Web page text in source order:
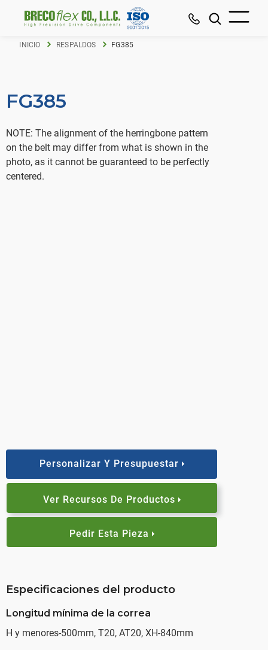
INICIO RESPALDOS FG385
FG385
NOTE: The alignment of the herringbone pattern
on the belt may differ from what is shown in the
photo, as it cannot be guaranteed to be perfectly
centered.
Personalizar Y Presupuestar
Ver Recursos De Productos
Pedir Esta Pieza
Especificaciones del producto
Longitud mínima de la correa
H y menores-500mm, T20, AT20, XH-840mm